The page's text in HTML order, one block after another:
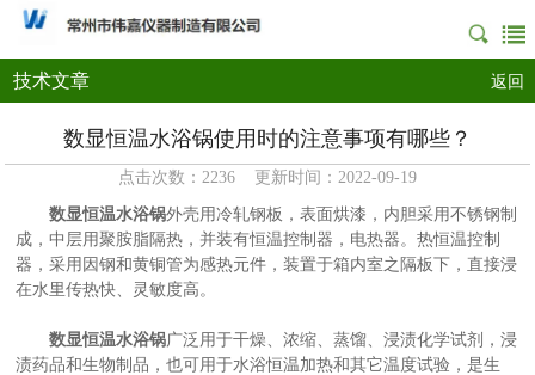
技术文章 返回
数显恒温水浴锅使用时的注意事项有哪些？
点击次数：2236 更新时间：2022-09-19
数显恒温水浴锅外壳用冷轧钢板，表面烘漆，内胆采用不锈钢制
成，中层用聚胺脂隔热，并装有恒温控制器，电热器。热恒温控制
器，采用因钢和黄铜管为感热元件，装置于箱内室之隔板下，直接浸
在水里传热快、灵敏度高。
数显恒温水浴锅广泛用于干燥、浓缩、蒸馏、浸渍化学试剂，浸
渍药品和生物制品，也可用于水浴恒温加热和其它温度试验，是生